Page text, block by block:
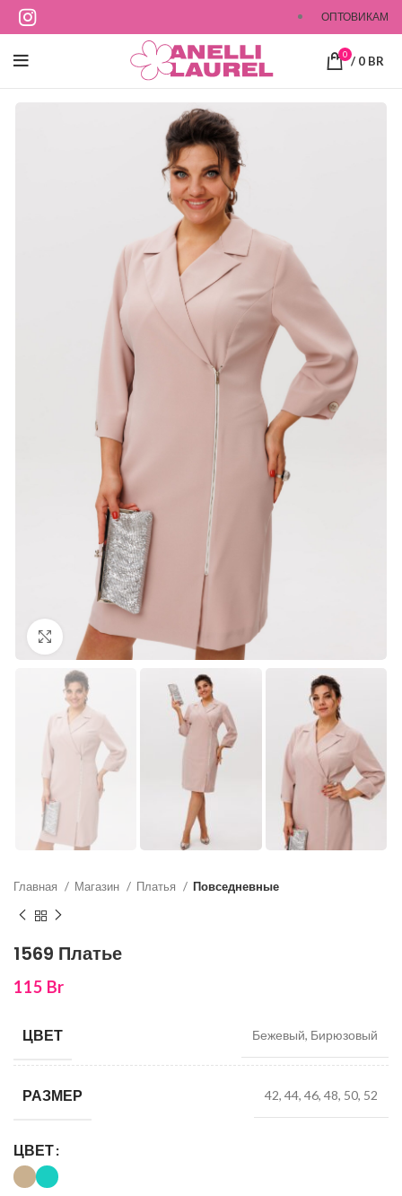
ОПТОВИКАМ
0 / 0 BR
Нажмите, чтобы увеличить изображение
Главная Магазин Платья Повседневные
1569 Платье
115 Br
ЦВЕТ Бежевый, Бирюзовый
РАЗМЕР 42, 44, 46, 48, 50, 52
ЦВЕТ